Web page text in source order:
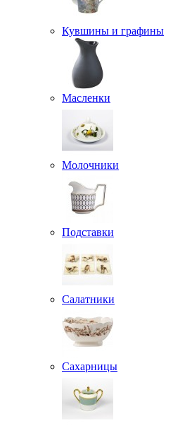
Кувшины и графины
Масленки
Молочники
Подставки
Салатники
Сахарницы